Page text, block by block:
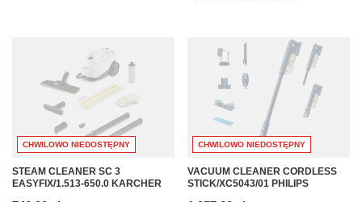
CHWILOWO NIEDOSTĘPNY
STEAM CLEANER SC 3
EASYFIX/1.513-650.0 KARCHER
CHWILOWO NIEDOSTĘPNY
VACUUM CLEANER CORDLESS
STICK/XC5043/01 PHILIPS